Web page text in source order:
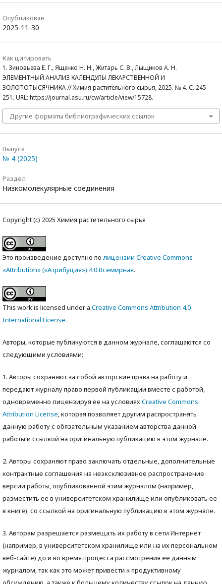
Опубликован
2025-11-30
Как цитировать
1. Зиновьева Е. Г., Ященко Н. Н., Житарь С. В., Лыщиков А. Н.
ЭЛЕМЕНТНЫЙ АНАЛИЗ КАЛЕНДУЛЫ ЛЕКАРСТВЕННОЙ И
ЗОЛОТОТЫСЯЧНИКА // Химия растительного сырья, 2025. № 4. С. 245-
251. URL: https://journal.asu.ru/cw/article/view/15728.
Другие форматы библиографических ссылок
Выпуск
№ 4 (2025)
Раздел
Низкомолекулярные соединения
Copyright (c) 2025 Химия растительного сырья
Это произведение доступно по лицензии Creative Commons
«Attribution» («Атрибуция») 4.0 Всемирная.
This work is licensed under a Creative Commons Attribution 4.0
International License.
Авторы, которые публикуются в данном журнале, соглашаются со
следующими условиями:
1. Авторы сохраняют за собой авторские права на работу и
передают журналу право первой публикации вместе с работой,
одновременно лицензируя ее на условияхCreative Commons
Attribution License, которая позволяет другим распространять
данную работу с обязательным указанием авторства данной
работы и ссылкой на оригинальную публикацию в этом журнале.
2. Авторы сохраняют право заключать отдельные, дополнительные
контрактные соглашения на неэксклюзивное распространение
версии работы, опубликованной этим журналом (например,
разместить ее в университетском хранилище или опубликовать ее
в книге), со ссылкой на оригинальную публикацию в этом журнале.
3. Авторам разрешается размещать их работу в сети Интернет
(например, в университетском хранилище или на их персональном
веб-сайте) до и во время процесса рассмотрения ее данным
журналом, так как это может привести к продуктивному